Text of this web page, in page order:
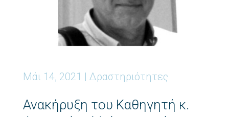
Μάι 14, 2021 | Δραστηριότητες
Ανακήρυξη του Καθηγητή κ.